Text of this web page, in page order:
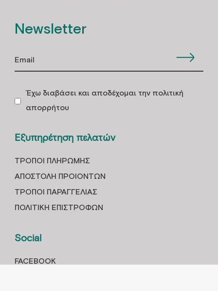
Newsletter
Έχω διαβάσει και αποδέχομαι την πολιτική
απορρήτου
Εξυπηρέτηση πελατών
ΤΡOΠΟΙ ΠΛΗΡΩΜHΣ
ΑΠΟΣΤΟΛH ΠΡΟΙOΝΤΩΝ
ΤΡΟΠΟΙ ΠΑΡΑΓΓΕΛΙΑΣ
ΠΟΛΙΤΙΚΗ ΕΠΙΣΤΡΟΦΩΝ
Social
FACEBOOK